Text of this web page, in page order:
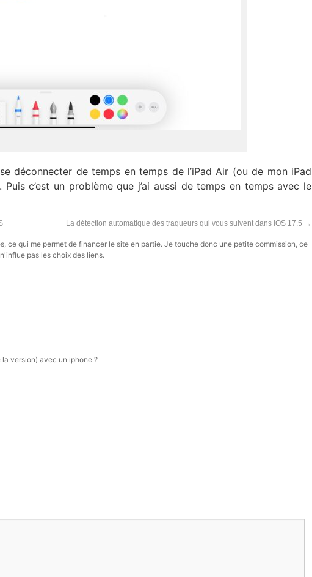
déconnecter de temps en temps de l’iPad Air (ou de mon iPad
c’est un problème que j’ai aussi de temps en temps avec le
La détection automatique des traqueurs qui vous suivent dans iOS 17.5 →
ce qui me permet de financer le site en partie. Je touche donc une petite commission, ce
pas les choix des liens.
version) avec un iphone ?